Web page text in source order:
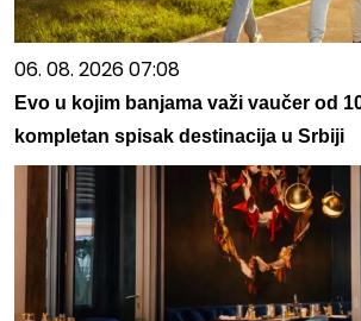
06. 08. 2026 07:08
Evo u kojim banjama važi vaučer od
kompletan spisak destinacija u Srbiji